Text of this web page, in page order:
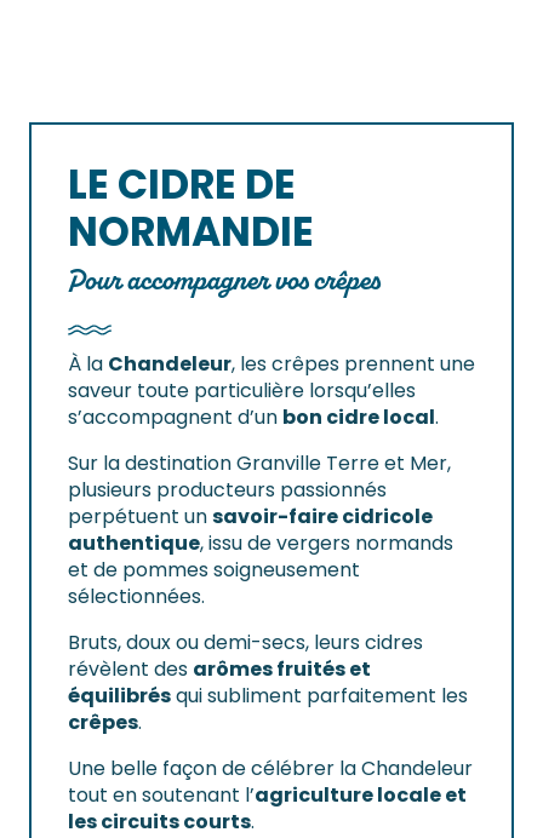
LE CIDRE DE
NORMANDIE
Pour accompagner vos crêpes
À la Chandeleur, les crêpes prennent une
saveur toute particulière lorsqu’elles
s’accompagnent d’un bon cidre local.
Sur la destination Granville Terre et Mer,
plusieurs producteurs passionnés
perpétuent unsavoir-faire cidricole
authentique, issu de vergers normands
et de pommes soigneusement
sélectionnées.
Bruts, doux ou demi-secs, leurs cidres
révèlent des arômes fruités et
équilibrésqui subliment parfaitement les
crêpes.
Une belle façon de célébrer la Chandeleur
tout en soutenant l’agriculture locale et
les circuits courts.